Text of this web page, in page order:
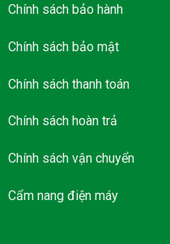
Chính sách bảo hành
Chính sách bảo mật
Chính sách thanh toán
Chính sách hoàn trả
Chính sách vận chuyển
Cẩm nang điện máy